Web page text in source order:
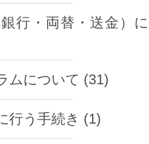
行・両替・送金）
ムについて (31)
行う手続き (1)